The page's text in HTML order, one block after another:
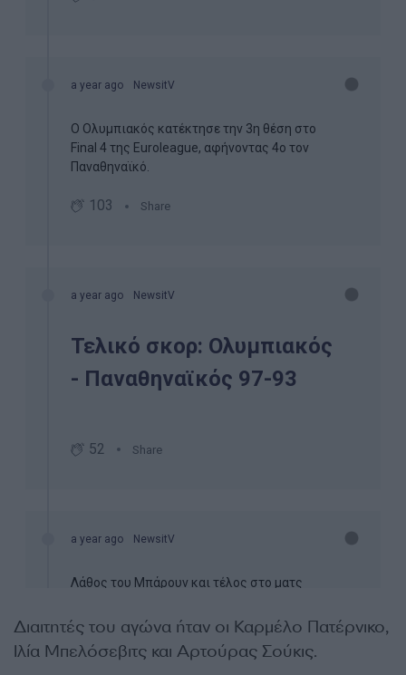
Διαιτητές του αγώνα ήταν οι Καρμέλο Πατέρνικο,
Ιλία Μπελόσεβιτς και Αρτούρας Σούκις.